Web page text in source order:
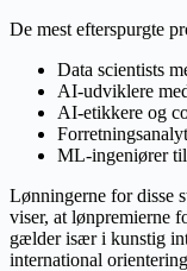
De mest efterspurgte
Data scientists
AI-udviklere
AI-etikkere og
ML-ingeniører
Lønningerne for disse
viser, at lønpremierne
gælder især i kunstig
international